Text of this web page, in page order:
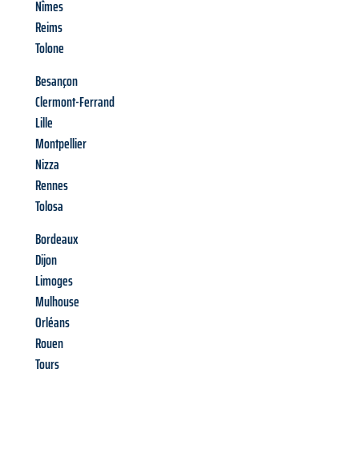
Nîmes
Reims
Tolone
Besançon
Clermont-Ferrand
Lille
Montpellier
Nizza
Rennes
Tolosa
Bordeaux
Dijon
Limoges
Mulhouse
Orléans
Rouen
Tours